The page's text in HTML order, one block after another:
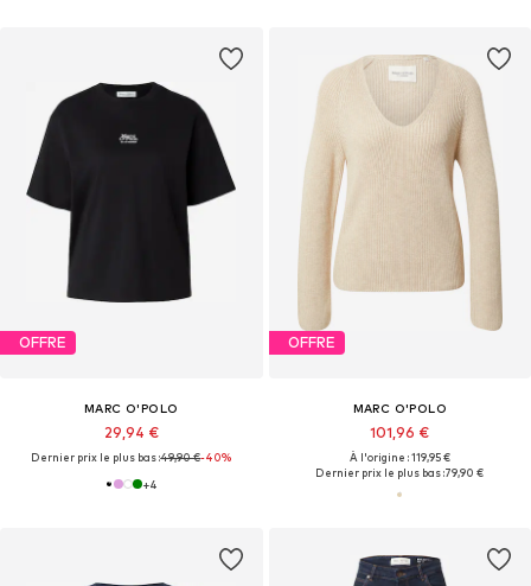
OFFRE
MARC O'POLO
29,94 €
Dernier prix le plus bas :49,90 €-40%
+4
OFFRE
MARC O'POLO
101,96 €
À l'origine : 119,95 €
Dernier prix le plus bas :79,90 €